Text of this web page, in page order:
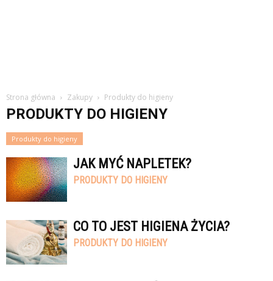
Strona główna Zakupy Produkty do higieny
PRODUKTY DO HIGIENY
Produkty do higieny
JAK MYĆ NAPLETEK?
PRODUKTY DO HIGIENY
CO TO JEST HIGIENA ŻYCIA?
PRODUKTY DO HIGIENY